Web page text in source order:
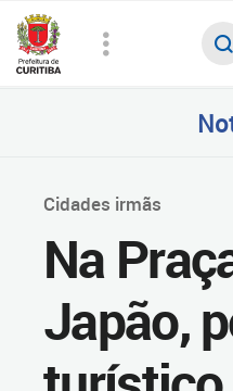
Cidades irmãs
Na
Japão,